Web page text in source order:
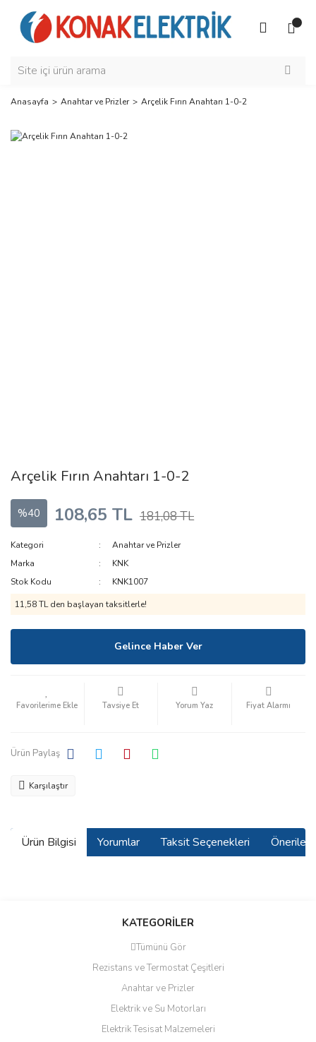
Anasayfa Anahtar ve Prizler Arçelik Fırın Anahtarı 1-0-2
Arçelik Fırın Anahtarı 1-0-2
%40 108,65 TL 181,08 TL
Kategori
Anahtar ve Prizler
Marka
KNK
Stok Kodu
KNK1007
11,58 TL den başlayan taksitlerle!
Gelince Haber Ver
Tavsiye Et Yorum Yaz Fiyat Alarmı
Ürün Paylaş
Karşılaştır
Ürün Bilgisi Yorumlar Taksit Seçenekleri
Bu ürüne ilk yorumu siz yapın!
Ürün resmi kalitesiz, bozuk veya görüntülenemiyor.
Ürün açıklamasında eksik bilgiler bulunuyor.
Ürün bilgilerinde hatalar bulunuyor.
Ürün fiyatı diğer sitelerden daha pahalı.
KATEGORİLER
Tümünü Gör
Rezistans ve Termostat Çeşitleri
Anahtar ve Prizler
Elektrik ve Su Motorları
Elektrik Tesisat Malzemeleri